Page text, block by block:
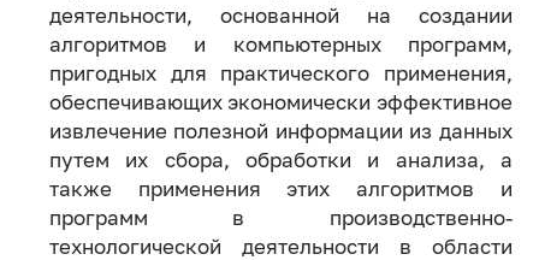
деятельности, основанной на создании
алгоритмов и компьютерных программ,
пригодных для практического применения,
обеспечивающих экономически эффективное
извлечение полезной информации из данных
путем их сбора, обработки и анализа, а
также применения этих алгоритмов и
программ в производственно-
технологической деятельности в области